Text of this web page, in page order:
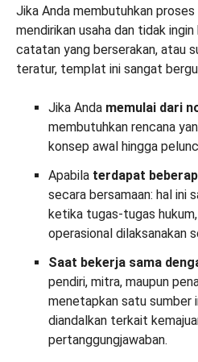
Jika Anda membutuhkan
mendirikan usaha dan tidak
catatan yang berserakan, atau
teratur, templat ini sangat
Jika Anda memulai dari
membutuhkan rencana
konsep awal hingga
Apabila terdapat
secara bersamaan: hal ini
ketika tugas-tugas
operasional dilaksanakan
Saat bekerja sama
pendiri, mitra, maupun
menetapkan satu sumber
diandalkan terkait
pertanggungjawaban.